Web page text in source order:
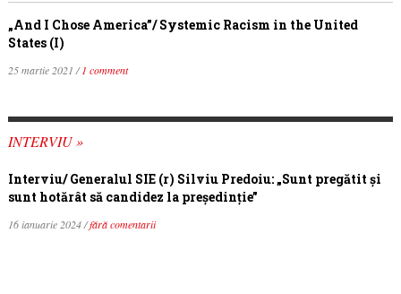
„And I Chose America”/ Systemic Racism in the United
States (I)
25 martie 2021 /1 comment
INTERVIU »
Interviu/ Generalul SIE (r) Silviu Predoiu: „Sunt pregătit și
sunt hotărât să candidez la președinție”
16 ianuarie 2024 /fără comentarii